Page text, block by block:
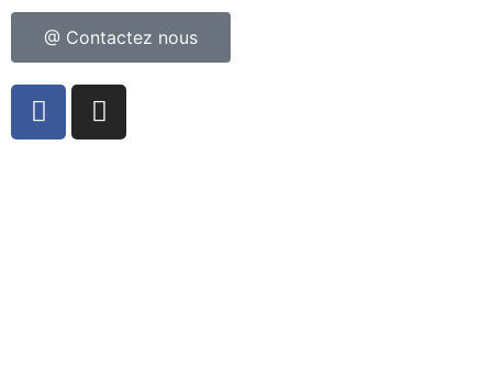
@ Contactez nous